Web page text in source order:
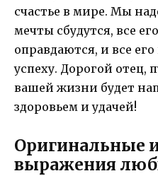
счастье в мире. Мы
мечты сбудутся, все
оправдаются, и все
успеху. Дорогой отец,
вашей жизни будет
здоровьем и удачей!
Оригинальные
выражения